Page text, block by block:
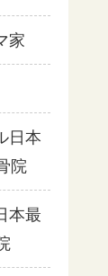
家
日本
院
本最